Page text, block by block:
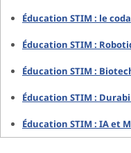
Éducation STIM : le
Éducation STIM :
Éducation STIM :
Éducation STIM :
Éducation STIM : IA et